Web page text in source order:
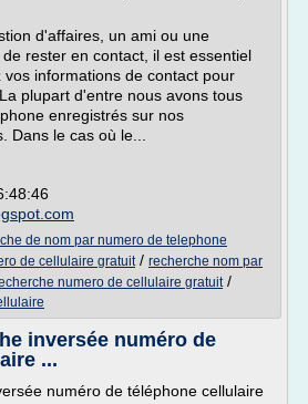
d'affaires, un ami ou une
rester en contact, il est essentiel
informations de contact pour
plupart d'entre nous avons tous
enregistrés sur nos
Dans le cas où le...
de nom par numero de telephone
de cellulaire gratuit/ recherche nom par
numero de cellulaire gratuit/
inversée numéro de
...
numéro de téléphone cellulaire